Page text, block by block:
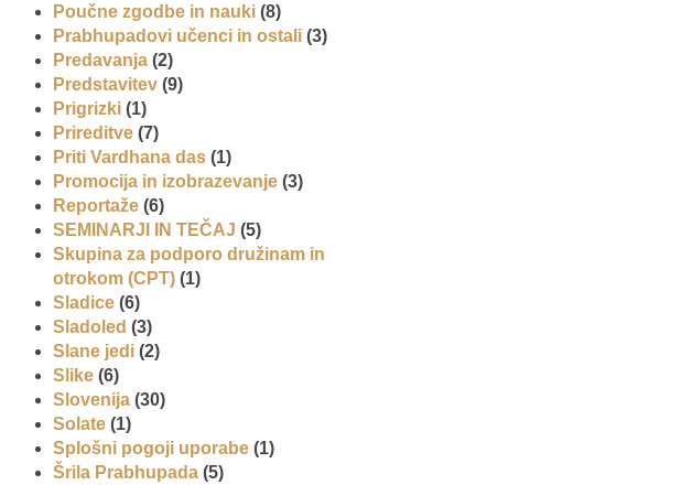
Poučne zgodbe in nauki (8)
Prabhupadovi učenci in ostali (3)
Predavanja (2)
Predstavitev (9)
Prigrizki (1)
Prireditve (7)
Priti Vardhana das (1)
Promocija in izobrazevanje (3)
Reportaže (6)
SEMINARJI IN TEČAJ (5)
Skupina za podporo družinam in
otrokom (CPT) (1)
Sladice (6)
Sladoled (3)
Slane jedi (2)
Slike (6)
Slovenija (30)
Solate (1)
Splošni pogoji uporabe (1)
Šrila Prabhupada (5)